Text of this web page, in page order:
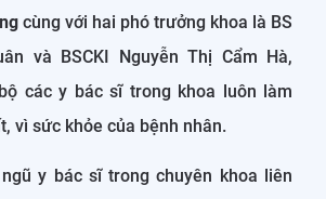
cùng với hai phó trưởng khoa là BS
và BSCKI Nguyễn Thị Cẩm Hà,
các y bác sĩ trong khoa luôn làm
vì sức khỏe của bệnh nhân.
y bác sĩ trong chuyên khoa liên